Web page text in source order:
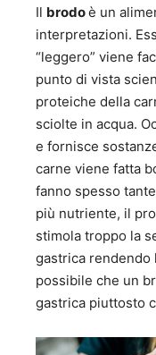
Il brodoè un
interpretazioni.
“leggero” viene
punto di vista
proteiche della
sciolte in acqua.
e fornisce
carne viene fatta
fanno spesso
più nutriente, il
stimola troppo la
gastrica rendendo
possibile che un
gastrica piuttosto